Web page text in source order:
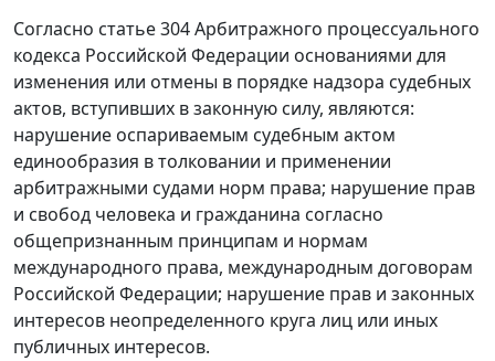
Согласно статье 304Арбитражного процессуального
кодекса Российской Федерации основаниями для
изменения или отмены в порядке надзора судебных
актов, вступивших в законную силу, являются:
нарушение оспариваемым судебным актом
единообразия в толковании и применении
арбитражными судами норм права; нарушение прав
и свобод человека и гражданина согласно
общепризнанным принципам и нормам
международного права, международным договорам
Российской Федерации; нарушение прав и законных
интересов неопределенного круга лиц или иных
публичных интересов.